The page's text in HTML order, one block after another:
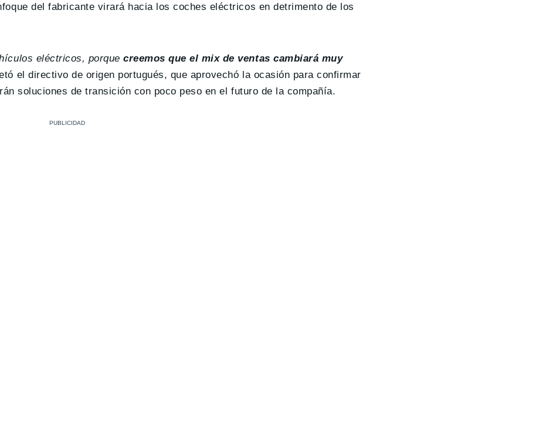
del fabricante virará hacia los coches eléctricos en detrimento de los
eléctricos, porque creemos que el mix de ventas cambiará muy
el directivo de origen portugués, que aprovechó la ocasión para confirmar
soluciones de transición con poco peso en el futuro de la compañía.